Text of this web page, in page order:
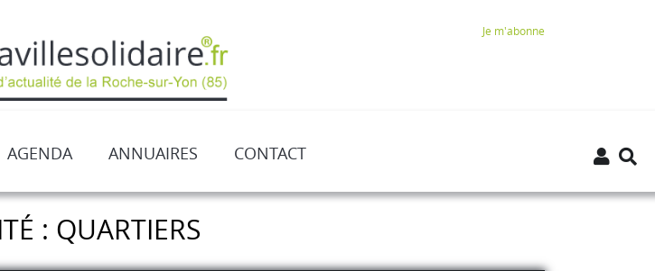
Je m'abonne
AGENDA ANNUAIRES CONTACT
: QUARTIERS